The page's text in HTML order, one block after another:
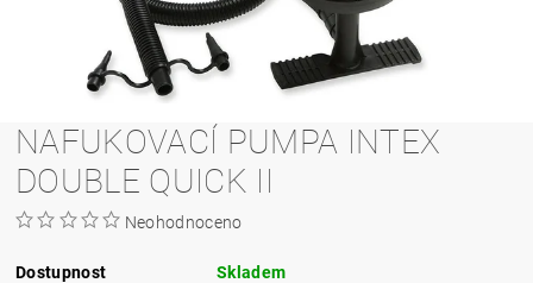
NAFUKOVACÍ PUMPA INTEX
DOUBLE QUICK II
Neohodnoceno
Dostupnost
Skladem